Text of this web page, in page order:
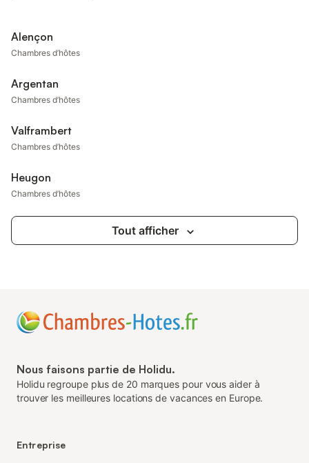
Alençon
Chambres d’hôtes
Argentan
Chambres d’hôtes
Valframbert
Chambres d’hôtes
Heugon
Chambres d’hôtes
Tout afficher
Nous faisons partie de Holidu.
Holidu regroupe plus de 20 marques pour vous aider à
trouver les meilleures locations de vacances en Europe.
Entreprise